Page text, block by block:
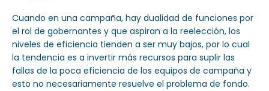
Cuando en una campaña, hay dualidad de funciones por
el rol de gobernantes y que aspiran a la reelección, los
niveles de eficiencia tienden a ser muy bajos, por lo cual
la tendencia es a invertir más recursos para suplir las
fallas de la poca eficiencia de los equipos de campaña y
esto no necesariamente resuelve el problema de fondo.